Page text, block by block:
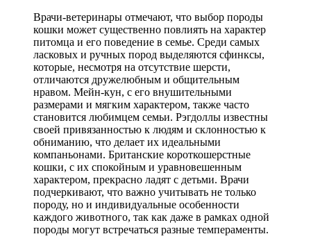
Врачи-ветеринары отмечают, что выбор породы
кошки может существенно повлиять на характер
питомца и его поведение в семье. Среди самых
ласковых и ручных пород выделяются сфинксы,
которые, несмотря на отсутствие шерсти,
отличаются дружелюбным и общительным
нравом. Мейн-кун, с его внушительными
размерами и мягким характером, также часто
становится любимцем семьи. Рэгдоллы известны
своей привязанностью к людям и склонностью к
обниманию, что делает их идеальными
компаньонами. Британские короткошерстные
кошки, с их спокойным и уравновешенным
характером, прекрасно ладят с детьми. Врачи
подчеркивают, что важно учитывать не только
породу, но и индивидуальные особенности
каждого животного, так как даже в рамках одной
породы могут встречаться разные темпераменты.